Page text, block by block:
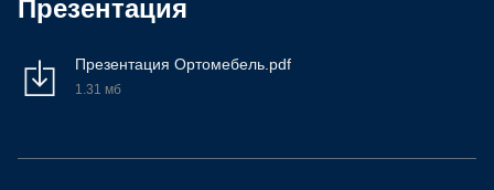
Презентация
Презентация Ортомебель.pdf
1.31 мб